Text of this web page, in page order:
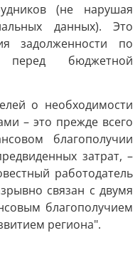
(не нарушая
данных). Это
задолженности по
перед бюджетной
о необходимости
– это прежде всего
благополучии
затрат, –
работодатель
связан с двумя
благополучием
региона".